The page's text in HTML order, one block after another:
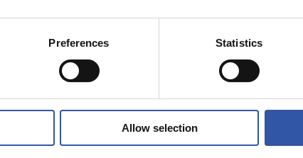
Preferences Statistics
Allow selection